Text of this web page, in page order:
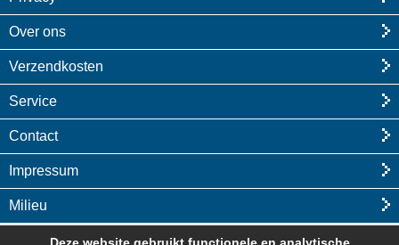
Over ons
Verzendkosten
Service
Contact
Impressum
Milieu